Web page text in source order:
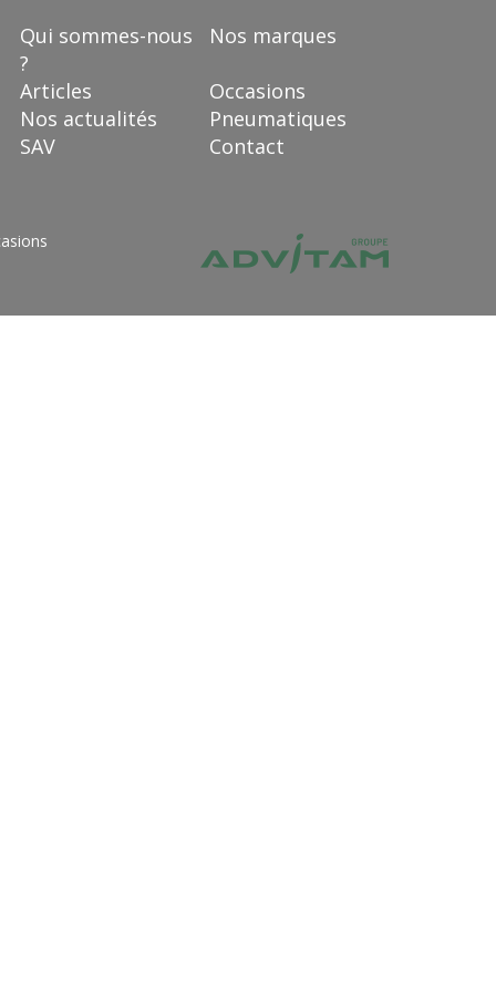
Qui sommes-nous
?
Nos marques
Articles
Occasions
Nos actualités
Pneumatiques
SAV
Contact